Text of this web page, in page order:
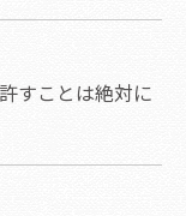
すことは絶対に